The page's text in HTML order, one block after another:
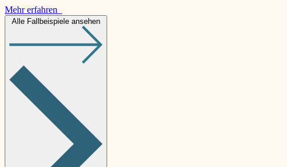
Mehr erfahren
Alle Fallbeispiele ansehen